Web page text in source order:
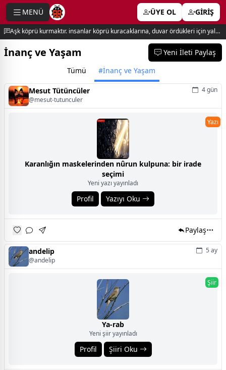
MENÜ ÜYE OL GİRİŞ
Aşk köprü kurmaktır. insanlar köprü kuracaklarına, duvar ördükleri için yalnız kalırlar. newton
İnanç ve Yaşam
Yeni İleti Paylaş
Tümü
#İnanç ve Yaşam
Mesut Tütüncüler
@mesut-tutunculer
4 gün
Yazı
Karanlığın maskelerinden nûrun kulpuna: bir irade
seçimi
Yeni yazı yayınladı
Profil Yazıyı Oku
Paylaş
andelip
@andelip
5 ay
Şiir
Ya-rab
Yeni şiir yayınladı
Profil Şiiri Oku
menu